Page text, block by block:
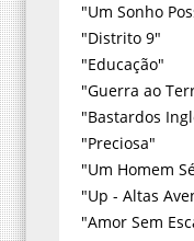
"Um Sonho
"Distrito 9"
"Educação"
"Guerra ao
"Bastardos
"Preciosa"
"Um Homem
"Up - Altas
"Amor Sem